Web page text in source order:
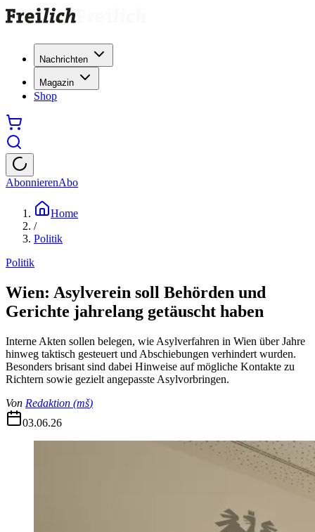
Nachrichten
Magazin
Shop
AbonnierenAbo
Home
/
Politik
Politik
Wien: Asylverein soll Behörden und
Gerichte jahrelang getäuscht haben
Interne Akten sollen belegen, wie Asylverfahren in Wien über Jahre
hinweg taktisch gesteuert und Abschiebungen verhindert wurden.
Besonders brisant sind dabei Hinweise auf mögliche Kontakte zu
Richtern sowie gezielt angepasste Asylvorbringen.
Von Redaktion (mš)
03.06.26